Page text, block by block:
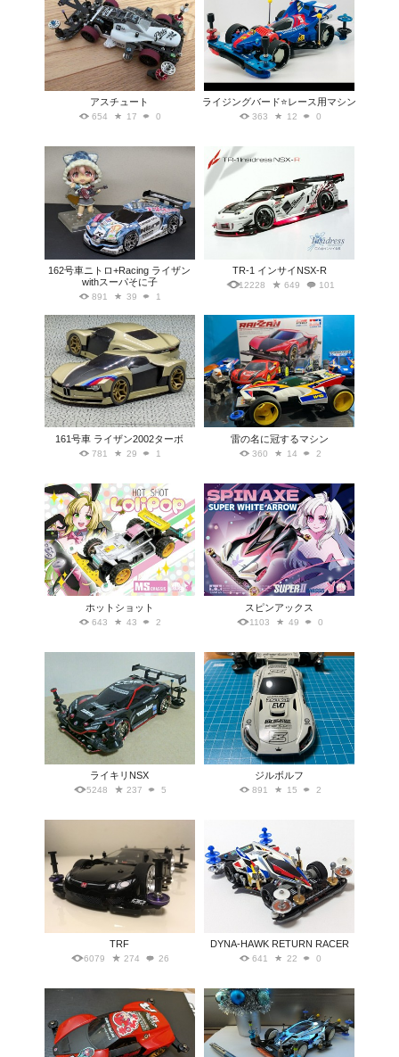
アスチュート
654 17 0
ライジングバード⭐️レース用マシン
363 12 0
162号車ニトロ+Racing ライザン
withスーパそに子
891 39 1
TR-1 インサイNSX-R
12228 649 101
161号車 ライザン2002ターボ
781 29 1
雷の名に冠するマシン
360 14 2
ホットショット
643 43 2
スピンアックス
1103 49 0
ライキリNSX
5248 237 5
ジルボルフ
891 15 2
TRF
6079 274 26
DYNA-HAWK RETURN RACER
641 22 0